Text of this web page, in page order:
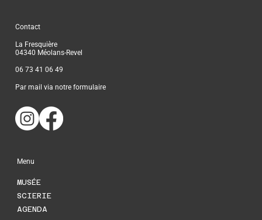
Contact
La Fresquière
04340 Méolans-Revel
06 73 41 06 49
Par mail via notre formulaire
Menu
MUSÉE
SCIERIE
AGENDA